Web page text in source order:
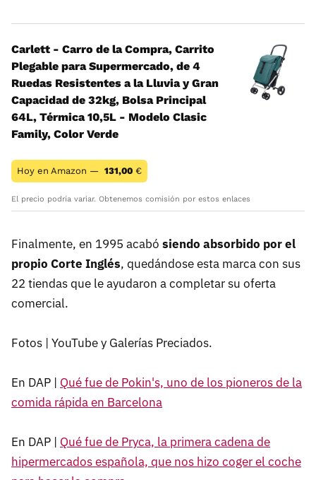
Carlett - Carro de la Compra, Carrito
Plegable para Supermercado, de 4
Ruedas Resistentes a la Lluvia y Gran
Capacidad de 32kg, Bolsa Principal
64L, Térmica 10,5L - Modelo Clasic
Family, Color Verde
Hoy en Amazon — 131,00 €
El precio podría variar. Obtenemos comisión por estos enlaces
Finalmente, en 1995 acabó siendo absorbido por el
propio Corte Inglés, quedándose esta marca con sus
22 tiendas que le ayudaron a completar su oferta
comercial.
Fotos | YouTube y Galerías Preciados.
En DAP | Qué fue de Pokin's, uno de los pioneros de la
comida rápida en Barcelona
En DAP | Qué fue de Pryca, la primera cadena de
hipermercados española, que nos hizo coger el coche